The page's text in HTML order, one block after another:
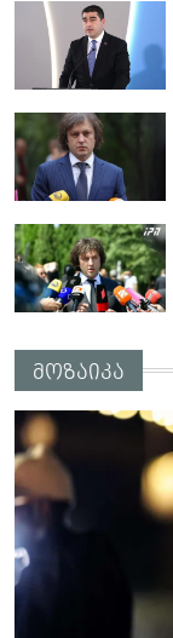
მოზაიკა